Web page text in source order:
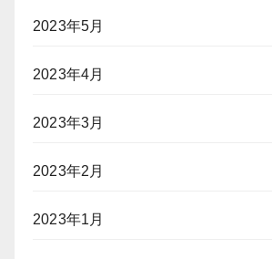
2023年5月
2023年4月
2023年3月
2023年2月
2023年1月